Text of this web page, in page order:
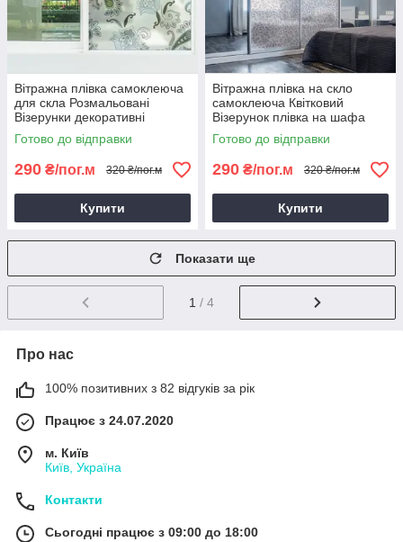
Вітражна плівка самоклеюча
для скла Розмальовані
Візерунки декоративні
наклейки на вікна орнаменти
візерунок 1 пог.м
Готово до відправки
290 ₴/пог.м 320 ₴/пог.м
Купити
Вітражна плівка на скло
самоклеюча Квітковий
Візерунок плівка на шафа
купе декор ПВХ наклейки 1
пог.м
Готово до відправки
290 ₴/пог.м 320 ₴/пог.м
Купити
Показати ще
1 / 4
Про нас
100% позитивних з 82 відгуків за рік
Працює з 24.07.2020
м. Київ
Київ, Україна
Контакти
Сьогодні працює з 09:00 до 18:00